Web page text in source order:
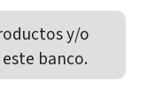
y/o
banco.